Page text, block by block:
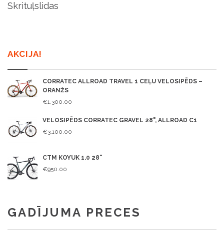
Skrituļslidas
AKCIJA!
CORRATEC ALLROAD TRAVEL 1 CEĻU VELOSIPĒDS –
ORANŽS
€1,300.00
VELOSIPĒDS CORRATEC GRAVEL 28", ALLROAD C1
€3,100.00
CTM KOYUK 1.0 28"
€950.00
GADĪJUMA PRECES